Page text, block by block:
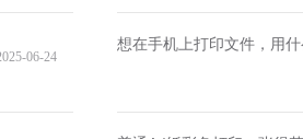
06-24
想在手机上打印文件，用什